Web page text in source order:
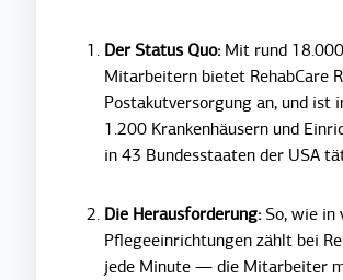
Der Status Quo: Mit rund 18.000
Mitarbeitern bietet RehabCare
Postakutversorgung an, und ist
1.200 Krankenhäusern und
in 43 Bundesstaaten der USA
Die Herausforderung: So, wie in
Pflegeeinrichtungen zählt bei
jede Minute — die Mitarbeiter